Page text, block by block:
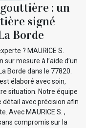
: un
signé
Borde
? MAURICE S.
mesure à l’aide d’un
Borde dans le 77820.
élaboré avec soin,
situation. Notre équipe
détail avec précision afin
Avec MAURICE S. ,
compromis sur la